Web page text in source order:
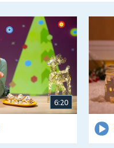
6:20